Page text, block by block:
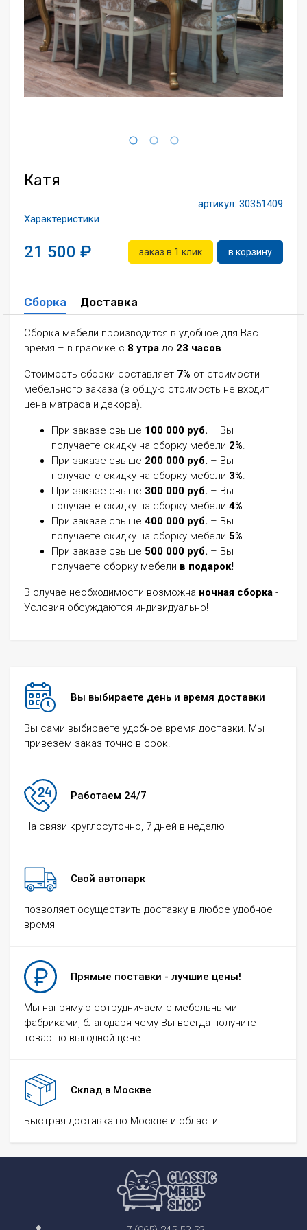
Вы выбираете день и время доставки
Вы сами выбираете удобное время доставки. Мы
привезем заказ точно в срок!
Работаем 24/7
На связи круглосуточно, 7 дней в неделю
Свой автопарк
позволяет осуществить доставку в любое удобное
время
Прямые поставки - лучшие цены!
Мы напрямую сотрудничаем с мебельными
фабриками, благодаря чему Вы всегда получите
товар по выгодной цене
Склад в Москве
Быстрая доставка по Москве и области
Катя
артикул: 30351409
Характеристики
21 500 заказ в 1 клик в корзину
Сборка Доставка
Сборка мебели производится в удобное для Вас
время – в графике с 8 утра до 23 часов.
Стоимость сборки составляет 7% от стоимости
мебельного заказа (в общую стоимость не входит
цена матраса и декора).
При заказе свыше 100 000 руб. – Вы
получаете скидку на сборку мебели 2%.
При заказе свыше 200 000 руб. – Вы
получаете скидку на сборку мебели 3%.
При заказе свыше 300 000 руб. – Вы
получаете скидку на сборку мебели 4%.
При заказе свыше 400 000 руб. – Вы
получаете скидку на сборку мебели 5%.
При заказе свыше 500 000 руб. – Вы
получаете сборку мебели в подарок!
В случае необходимости возможна ночная сборка -
Условия обсуждаются индивидуально!
Всё для интерьера
Средства по уходу за мебелью